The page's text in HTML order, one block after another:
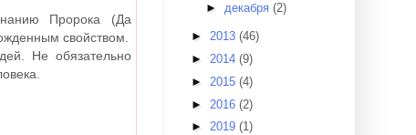
Пророка (Да
свойством.
Не обязательно
► декабря (2)
► 2013 (46)
► 2014 (9)
► 2015 (4)
► 2016 (2)
► 2019 (1)